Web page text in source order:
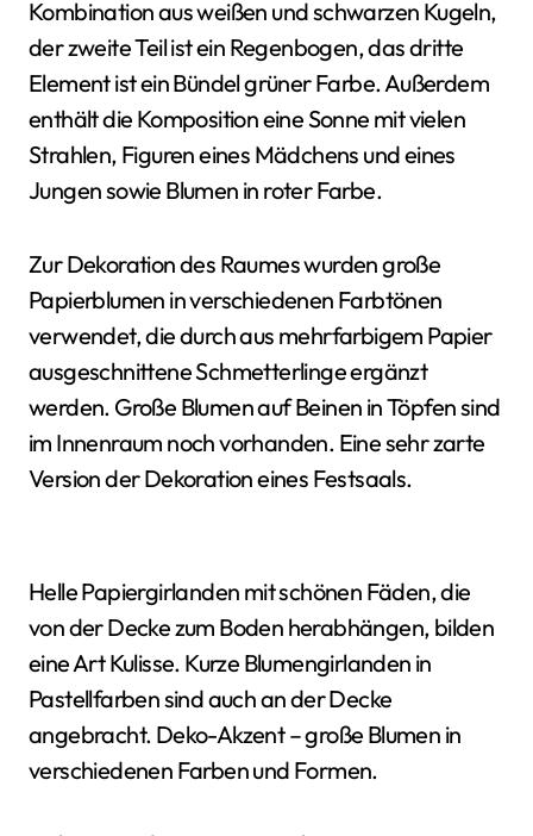
Kombination aus weißen und schwarzen Kugeln,
der zweite Teil ist ein Regenbogen, das dritte
Element ist ein Bündel grüner Farbe. Außerdem
enthält die Komposition eine Sonne mit vielen
Strahlen, Figuren eines Mädchens und eines
Jungen sowie Blumen in roter Farbe.
Zur Dekoration des Raumes wurden große
Papierblumen in verschiedenen Farbtönen
verwendet, die durch aus mehrfarbigem Papier
ausgeschnittene Schmetterlinge ergänzt
werden. Große Blumen auf Beinen in Töpfen sind
im Innenraum noch vorhanden. Eine sehr zarte
Version der Dekoration eines Festsaals.
Helle Papiergirlanden mit schönen Fäden, die
von der Decke zum Boden herabhängen, bilden
eine Art Kulisse. Kurze Blumengirlanden in
Pastellfarben sind auch an der Decke
angebracht. Deko-Akzent – große Blumen in
verschiedenen Farben und Formen.